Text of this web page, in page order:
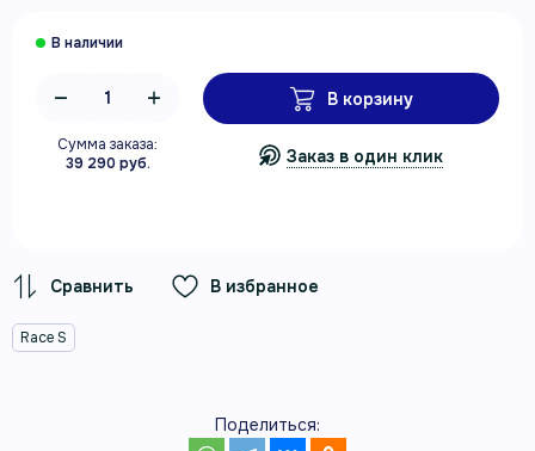
Сумма заказа:
39 290 руб.
В корзину
Заказ в один клик
В избранное
Race S
Поделиться: